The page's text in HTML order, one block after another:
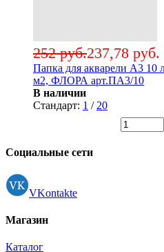
237,78 руб.
252 руб.
Папка для акварели А3
м2, ФЛОРА арт.ПА3/10
В наличии
Стандарт: 1 / 20
Социальные сети
VKontakte
Магазин
Каталог